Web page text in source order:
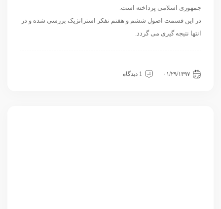
جمهوری اسلامی پرداخته است.
در این قسمت اصول ششم و هفتم تفکر استراتژیک بررسی شده و در
انتها نتیجه گیری می گردد.
۰۱/۲۹/۱۳۹۷
1 دیدگاه